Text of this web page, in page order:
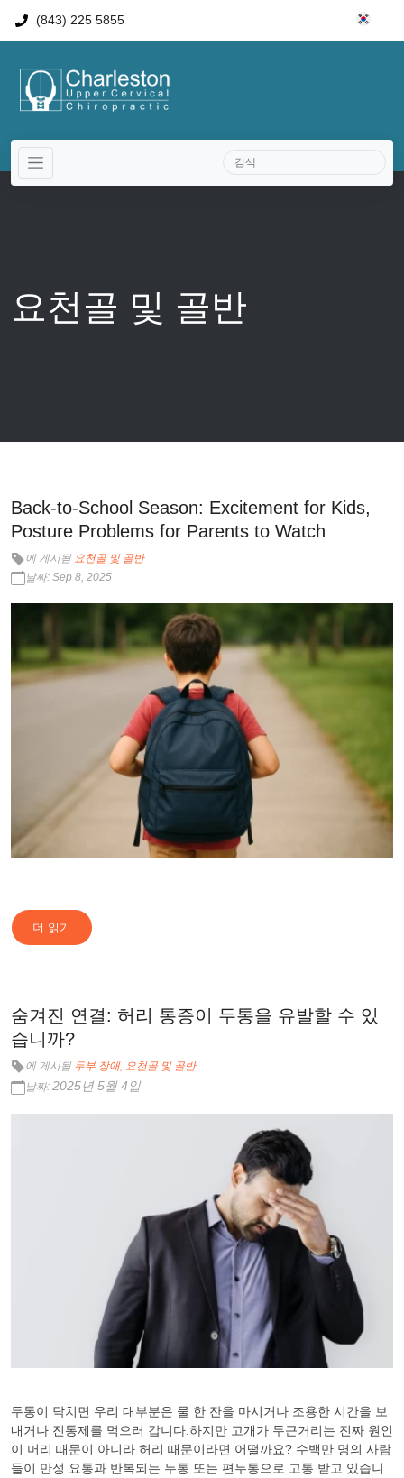
(843) 225 5855
요천골 및 골반
Back-to-School Season: Excitement for Kids,
Posture Problems for Parents to Watch
에 게시됨 요천골 및 골반
날짜: Sep 8, 2025
더 읽기
숨겨진 연결: 허리 통증이 두통을 유발할 수 있
습니까?
에 게시됨 두부 장애 요천골 및 골반
날짜: 2025년 5월 4일
두통이 닥치면 우리 대부분은 물 한 잔을 마시거나 조용한 시간을 보
내거나 진통제를 먹으러 갑니다.하지만 고개가 두근거리는 진짜 원인
이 머리 때문이 아니라 허리 때문이라면 어떨까요? 수백만 명의 사람
들이 만성 요통과 반복되는 두통 또는 편두통으로 고통 받고 있습니